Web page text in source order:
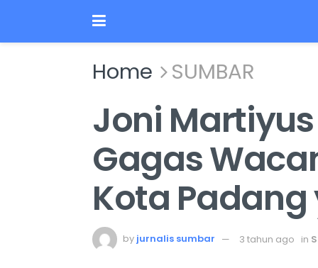
Home SUMBAR
Joni
Gagas
Kota Padang
by jurnalis sumbar 3 tahun ago in